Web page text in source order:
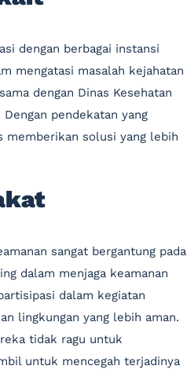
dengan berbagai instansi
mengatasi masalah kejahatan
dengan Dinas Kesehatan
pendekatan yang
memberikan solusi yang lebih
sangat bergantung pada
dalam menjaga keamanan
dalam kegiatan
lingkungan yang lebih aman.
tidak ragu untuk
untuk mencegah terjadinya